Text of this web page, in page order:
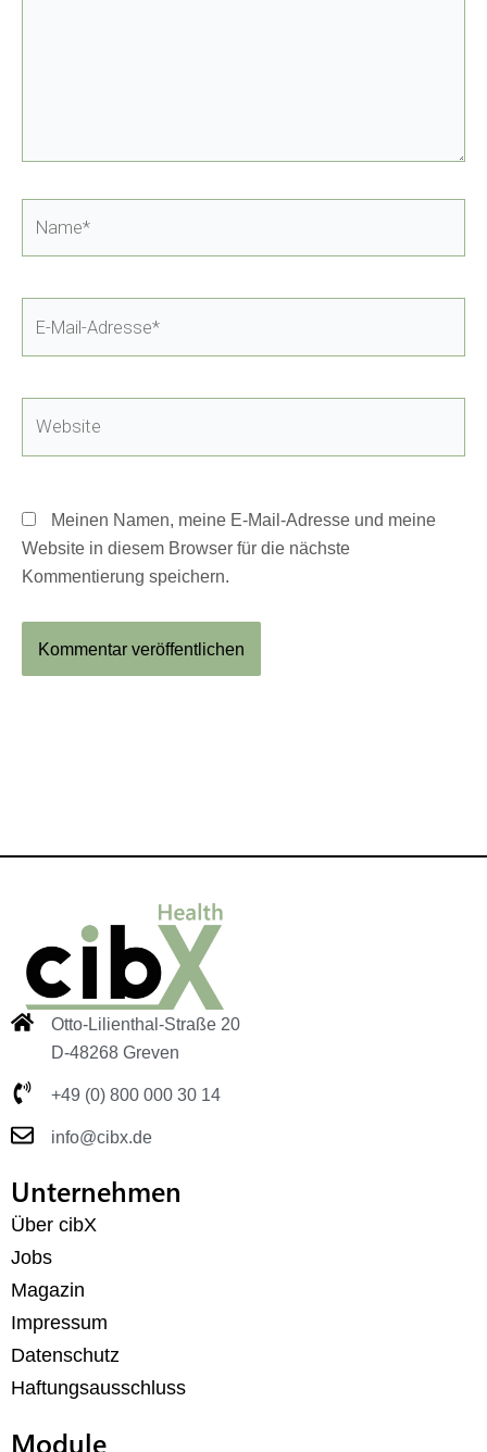
Mail-
Meinen Namen, meine E-Mail-Adresse und meine
Website in diesem Browser für die nächste
Kommentierung speichern.
Otto-Lilienthal-Straße 20
D-48268 Greven
+49 (0) 800 000 30 14
info@cibx.de
Unternehmen
Über cibX
Jobs
Magazin
Impressum
Datenschutz
Haftungsausschluss
Module